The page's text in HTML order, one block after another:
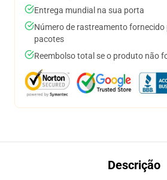
Entrega mundial na sua porta
Número de rastreamento
pacotes
Reembolso total se o produto não
Descrição